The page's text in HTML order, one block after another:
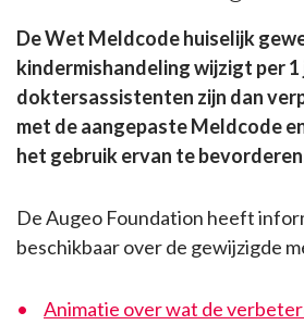
De Wet Meldcode huiselijk
kindermishandeling wijzigt per 1
doktersassistenten zijn dan
met de aangepaste Meldcode
het gebruik ervan te
De Augeo Foundation heeft
beschikbaar over de gewijzigde
Animatie over wat de